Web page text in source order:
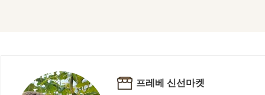
프레베 신선마켓